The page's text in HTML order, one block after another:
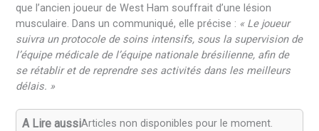
que l’ancien joueur de West Ham souffrait d’une lésion
musculaire. Dans un communiqué, elle précise : « Le joueur
suivra un protocole de soins intensifs, sous la supervision de
l’équipe médicale de l’équipe nationale brésilienne, afin de
se rétablir et de reprendre ses activités dans les meilleurs
délais. »
A Lire aussiArticles non disponibles pour le moment.